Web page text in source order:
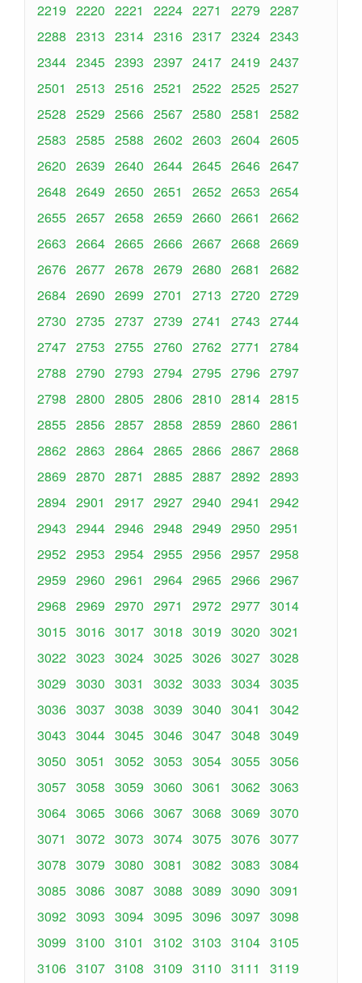
2219 2220 2221 2224 2271 2279 2287
2288 2313 2314 2316 2317 2324 2343
2344 2345 2393 2397 2417 2419 2437
2501
2513 2516 2521 2522 2525 2527
2528 2529 2566 2567 2580 2581
2582
2583 2585 2588 2602 2603 2604 2605
2620 2639 2640 2644 2645 2646 2647
2648 2649 2650 2651 2652 2653 2654
2655 2657 2658 2659 2660 2661
2662
2663 2664 2665 2666 2667 2668 2669
2676 2677 2678 2679 2680 2681
2682
2684 2690 2699 2701 2713 2720 2729
2730 2735 2737 2739 2741 2743 2744
2747 2753 2755 2760 2762 2771
2784
2788 2790 2793 2794 2795 2796 2797
2798 2800 2805 2806 2810 2814 2815
2855 2856 2857 2858 2859 2860 2861
2862 2863 2864 2865 2866 2867 2868
2869 2870 2871 2885 2887 2892 2893
2894 2901 2917 2927 2940 2941
2942
2943 2944 2946 2948 2949 2950 2951
2952 2953 2954 2955 2956 2957 2958
2959 2960 2961 2964 2965 2966 2967
2968 2969 2970 2971 2972 2977 3014
3015 3016 3017 3018 3019 3020 3021
3022 3023 3024 3025 3026 3027 3028
3029 3030 3031 3032 3033 3034 3035
3036 3037 3038 3039 3040 3041
3042
3043 3044 3045 3046 3047 3048 3049
3050 3051 3052 3053 3054 3055 3056
3057 3058 3059 3060 3061 3062 3063
3064 3065 3066 3067 3068 3069 3070
3071
3072 3073 3074 3075 3076 3077
3078 3079 3080 3081 3082 3083 3084
3085 3086 3087 3088 3089 3090 3091
3092 3093 3094 3095 3096 3097 3098
3099 3100 3101 3102 3103 3104 3105
3106 3107 3108 3109 3110 3111
3119